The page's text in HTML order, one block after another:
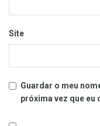
Site
Guardar o meu
próxima vez que eu